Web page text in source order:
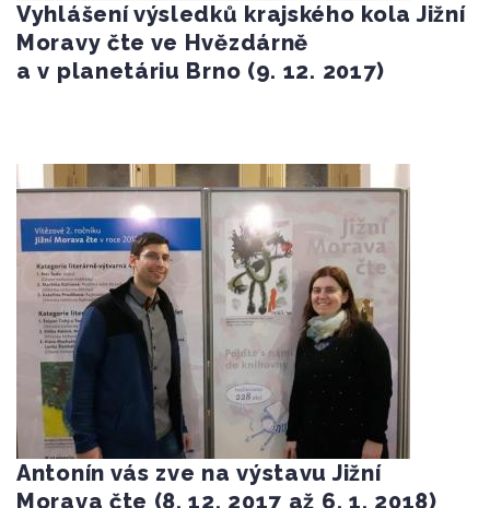
Vyhlášení výsledků krajského kola Jižní
Moravy čte ve Hvězdárně
a v planetáriu Brno (9. 12. 2017)
Antonín vás zve na výstavu Jižní
Morava čte (8. 12. 2017 až 6. 1. 2018)